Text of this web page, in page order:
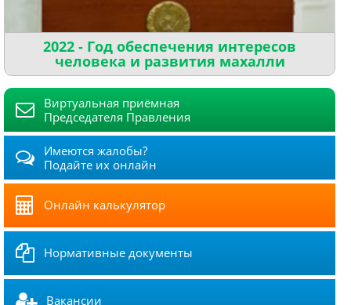
2022 - Год обеспечения интересов
человека и развития махалли
Виртуальная приёмная
Председателя Правления
Имеются жалобы?
Подайте их онлайн
Онлайн калькулятор
Нормативные документы
Вакансии